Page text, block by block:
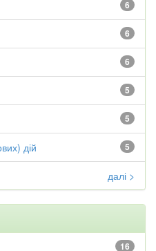
6
6
6
5
5
5
дій
далі >
16